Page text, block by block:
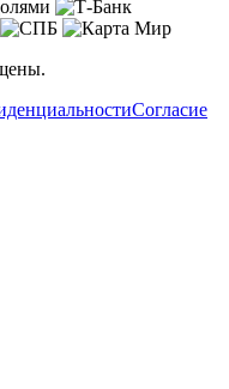
Согласие